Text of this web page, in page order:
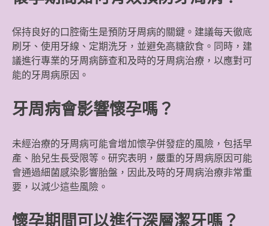
保持良好的口腔衛生是預防牙周病的關鍵。建議每天徹底
刷牙、使用牙線、定期洗牙，並避免高糖飲食。同時，建
議進行專業的牙周病篩查和及時的牙周病治療，以應對可
能的牙周病原因。
牙周病會影響懷孕嗎？
未經治療的牙周病可能會增加懷孕併發症的風險，包括早
產、胎兒生長受限等。研究表明，嚴重的牙周病原因可能
會通過細菌感染影響胎盤，因此及時的牙周病治療非常重
要，以減少這些風險。
懷孕期間可以進行深層潔牙嗎？